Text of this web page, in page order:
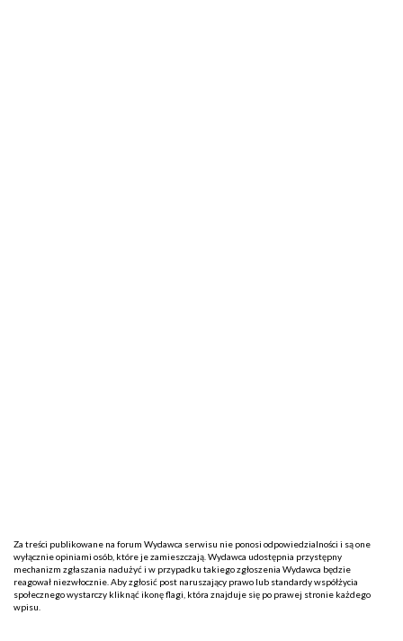
Za treści publikowane na forum Wydawca serwisu nie ponosi odpowiedzialności i są one
wyłącznie opiniami osób, które je zamieszczają. Wydawca udostępnia przystępny
mechanizm zgłaszania nadużyć i w przypadku takiego zgłoszenia Wydawca będzie
reagował niezwłocznie. Aby zgłosić post naruszający prawo lub standardy współżycia
społecznego wystarczy kliknąć ikonę flagi, która znajduje się po prawej stronie każdego
wpisu.